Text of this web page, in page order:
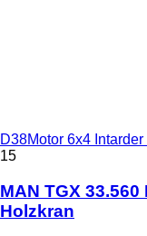
D38Motor 6x4
15
MAN TGX
Holzkran